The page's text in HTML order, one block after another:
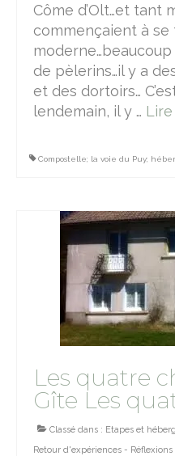
Côme d’Olt…et tant
commençaient à se
de pèlerins…il y a
et des dortoirs…
lendemain, il y …
Compostelle; la voie du Puy;
Les quatre
Gîte Les
Classé dans : Etapes et
Retour d'expériences - Réflexions